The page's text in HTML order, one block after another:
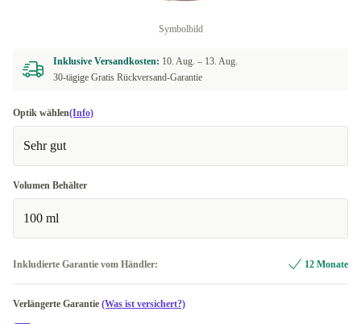
Symbolbild
Inklusive Versandkosten: 10. Aug. – 13. Aug.
30-tägige Gratis Rückversand-Garantie
Optik wählen(Info)
Sehr gut
Volumen Behälter
100 ml
Inkludierte Garantie vom Händler: 12 Monate
Verlängerte Garantie (Was ist versichert?)